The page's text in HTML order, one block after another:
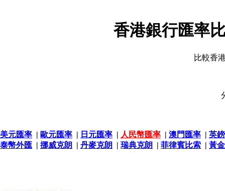
香港銀行匯率
比較香
美元匯率 | 歐元匯率 | 日元匯率 | 人民幣匯率 | 澳門匯率 | 英
泰幣外匯 | 挪威克朗 | 丹麥克朗 | 瑞典克朗 | 菲律賓比索 | 黃